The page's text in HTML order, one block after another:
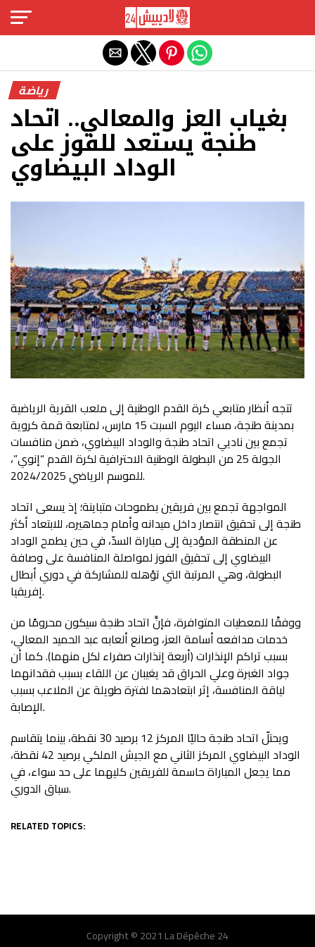
رياضة
بغياب العز والمعالي.. اتحاد
طنجة يستعد للفوز على
الوداد البيضاوي
تتجه أنظار متابعي كرة القدم الوطنية إلى ملعب القرية الرياضية
بمدينة طنجة، مساء اليوم السبت 15 مارس، لمتابعة قمة كروية
تجمع بين ناديي اتحاد طنجة والوداد البيضاوي، ضمن منافسات
الجولة 25 من البطولة الوطنية الاحترافية لكرة القدم “إنوي”،
للموسم الرياضي 2024/2025.
المواجهة تجمع بين فريقين بطموحات متباينة؛ إذ يسعى اتحاد
طنجة إلى تحقيق انتصار داخل ميدانه وأمام جماهيره، للابتعاد أكثر
عن المنطقة المؤدية إلى مباراة السدّ، في حين يطمح الوداد
البيضاوي إلى تحقيق الفوز لمواصلة المنافسة على وصافة
البطولة، وهي المرتبة التي تؤهله للمشاركة في دوري أبطال
إفريقيا.
ووفقًا للمعطيات المتوافرة، فإنَّ اتحاد طنجة سيكون محرومًا من
خدمات مدافعه أسامة العز، وصانع ألعابه عبد الحميد المعالي،
بسبب تراكم الإنذارات (أربعة إنذارات صفراء لكل منهما). كما أن
جواد الغبرة وعلي الحراق قد يغيبان عن اللقاء بسبب فقدانهما
لياقة المنافسة، إثر ابتعادهما لفترة طويلة عن الملاعب بسبب
الإصابة.
ويحتلّ اتحاد طنجة حاليًا المركز 12 برصيد 30 نقطة، بينما يتقاسم
الوداد البيضاوي المركز الثاني مع الجيش الملكي برصيد 42 نقطة،
مما يجعل المباراة حاسمة للفريقين كليهما على حد سواء، في
سباق الدوري.
RELATED TOPICS:
Copyright © 2021 La Dépêche 24
Exit mobile version